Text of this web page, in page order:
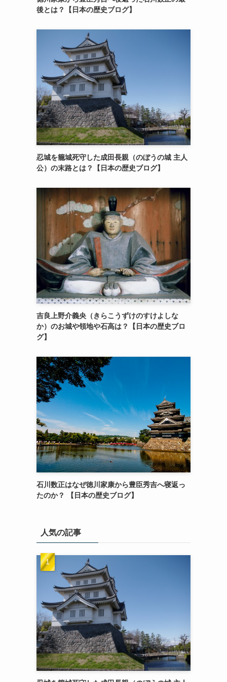
後とは？【日本の歴史ブログ】
忍城を籠城死守した成田長親（のぼうの城 主人
公）の末路とは？【日本の歴史ブログ】
吉良上野介義央（きらこうずけのすけよしな
か）のお城や領地や石高は？【日本の歴史ブロ
グ】
石川数正はなぜ徳川家康から豊臣秀吉へ寝返っ
たのか？ 【日本の歴史ブログ】
人気の記事